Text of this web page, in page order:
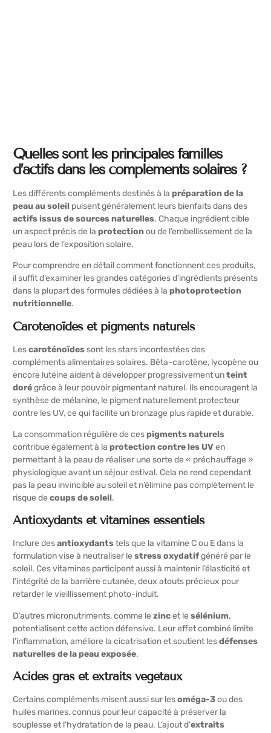
Quelles sont les principales familles
d’actifs dans les compléments solaires ?
Les différents compléments destinés à la préparation de la
peau au soleil puisent généralement leurs bienfaits dans des
actifs issus de sources naturelles. Chaque ingrédient cible
un aspect précis de la protectionou de l’embellissement de la
peau lors de l’exposition solaire.
Pour comprendre en détail comment fonctionnent ces produits,
il suffit d’examiner les grandes catégories d’ingrédients présents
dans la plupart des formules dédiées à la photoprotection
nutritionnelle.
Caroténoïdes et pigments naturels
Lescaroténoïdessont les stars incontestées des
compléments alimentaires solaires. Bêta-carotène, lycopène ou
encore lutéine aident à développer progressivement unteint
dorégrâce à leur pouvoir pigmentant naturel. Ils encouragent la
synthèse de mélanine, le pigment naturellement protecteur
contre les UV, ce qui facilite un bronzage plus rapide et durable.
La consommation régulière de cespigments naturels
contribue également à la protection contre les UVen
permettant à la peau de réaliser une sorte de « préchauffage »
physiologique avant un séjour estival. Cela ne rend cependant
pas la peau invincible au soleil et n’élimine pas complètement le
risque de coups de soleil.
Antioxydants et vitamines essentiels
Inclure desantioxydantstels que la vitamine C ou E dans la
formulation vise à neutraliser le stress oxydatifgénéré par le
soleil. Ces vitamines participent aussi à maintenir l’élasticité et
l’intégrité de la barrière cutanée, deux atouts précieux pour
retarder le vieillissement photo-induit.
D’autres micronutriments, comme le zincet le sélénium,
potentialisent cette action défensive. Leur effet combiné limite
l’inflammation, améliore la cicatrisation et soutient lesdéfenses
naturelles de la peau exposée.
Acides gras et extraits végétaux
Certains compléments misent aussi sur lesoméga-3ou des
huiles marines, connus pour leur capacité à préserver la
souplesse et l’hydratation de la peau. L’ajout d’extraits